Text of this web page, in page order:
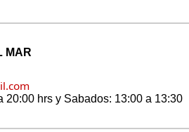
MAR
20:00 hrs y Sabados: 13:00 a 13:30